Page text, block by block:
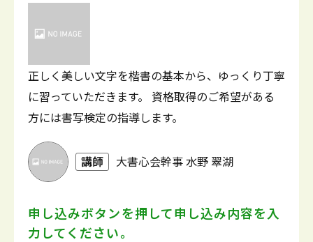
正しく美しい文字を楷書の基本から、ゆっくり丁寧
に習っていただきます。 資格取得のご希望がある
方には書写検定の指導します。
講師 大書心会幹事 水野 翠湖
申し込みボタンを押して申し込み内容を入
力してください。